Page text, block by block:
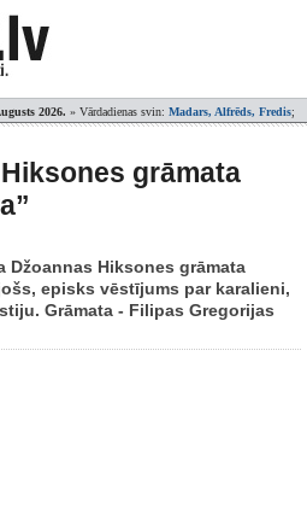
2026. » Vārdadienas svin: Madars, Alfrēds, Fredis;
grāmata
Džoannas Hiksones grāmata
episks vēstījums par karalieni,
Grāmata - Filipas Gregorijas